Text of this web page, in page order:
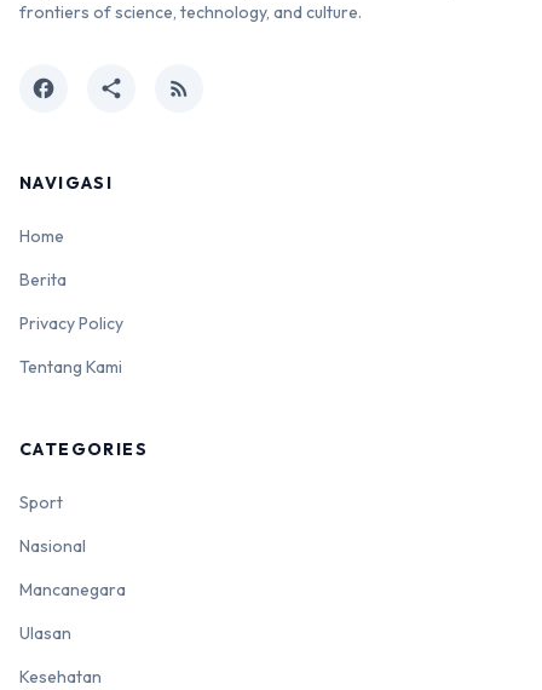
frontiers of science, technology, and culture.
facebook share rss_feed
NAVIGASI
Home
Berita
Privacy Policy
Tentang Kami
CATEGORIES
Sport
Nasional
Mancanegara
Ulasan
Kesehatan